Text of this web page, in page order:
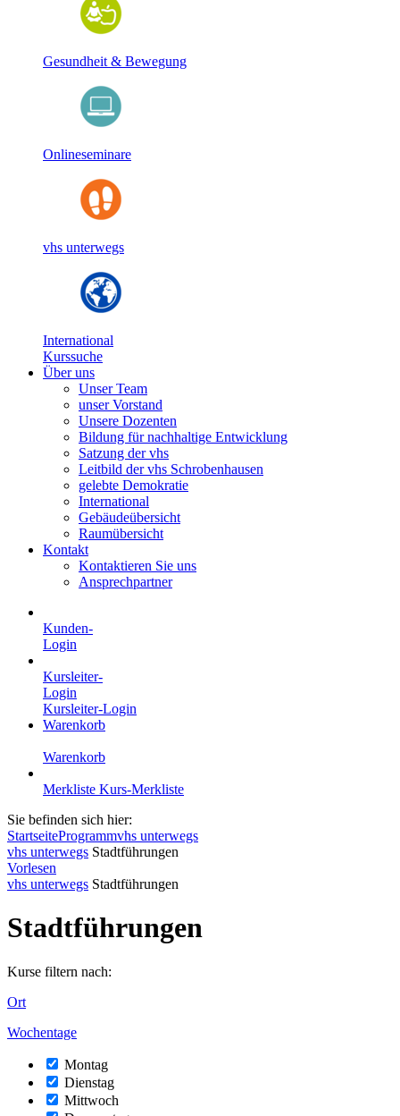
Gesundheit & Bewegung
Onlineseminare
vhs unterwegs
International
Kurssuche
Über uns
Unser Team
unser Vorstand
Unsere Dozenten
Bildung für nachhaltige Entwicklung
Satzung der vhs
Leitbild der vhs Schrobenhausen
gelebte Demokratie
International
Gebäudeübersicht
Raumübersicht
Kontakt
Kontaktieren Sie uns
Ansprechpartner
Kunden-
Login
Kursleiter-
Login
Kursleiter-Login
Warenkorb
Warenkorb
Merkliste Kurs-Merkliste
Sie befinden sich hier:
StartseiteProgrammvhs unterwegs
vhs unterwegs Stadtführungen
Vorlesen
vhs unterwegs Stadtführungen
Stadtführungen
Kurse filtern nach:
Ort
Wochentage
Montag
Dienstag
Mittwoch